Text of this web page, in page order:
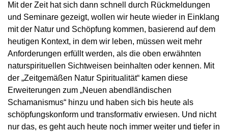
Mit der Zeit hat sich dann schnell durch Rückmeldungen
und Seminare gezeigt, wollen wir heute wieder in Einklang
mit der Natur und Schöpfung kommen, basierend auf dem
heutigen Kontext, in dem wir leben, müssen weit mehr
Anforderungen erfüllt werden, als die oben erwähnten
naturspirituellen Sichtweisen beinhalten oder kennen. Mit
der „Zeitgemäßen Natur Spiritualität“ kamen diese
Erweiterungen zum „Neuen abendländischen
Schamanismus“ hinzu und haben sich bis heute als
schöpfungskonform und transformativ erwiesen. Und nicht
nur das, es geht auch heute noch immer weiter und tiefer in